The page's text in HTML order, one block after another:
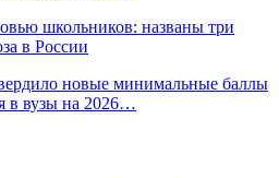
школьников: названы три
в России
новые минимальные баллы
в вузы на 2026…